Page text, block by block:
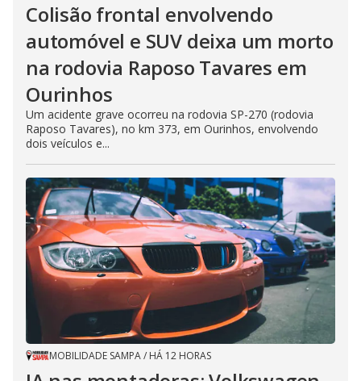
Colisão frontal envolvendo
automóvel e SUV deixa um morto
na rodovia Raposo Tavares em
Ourinhos
Um acidente grave ocorreu na rodovia SP-270 (rodovia
Raposo Tavares), no km 373, em Ourinhos, envolvendo
dois veículos e...
MOBILIDADE SAMPA/ HÁ 12 HORAS